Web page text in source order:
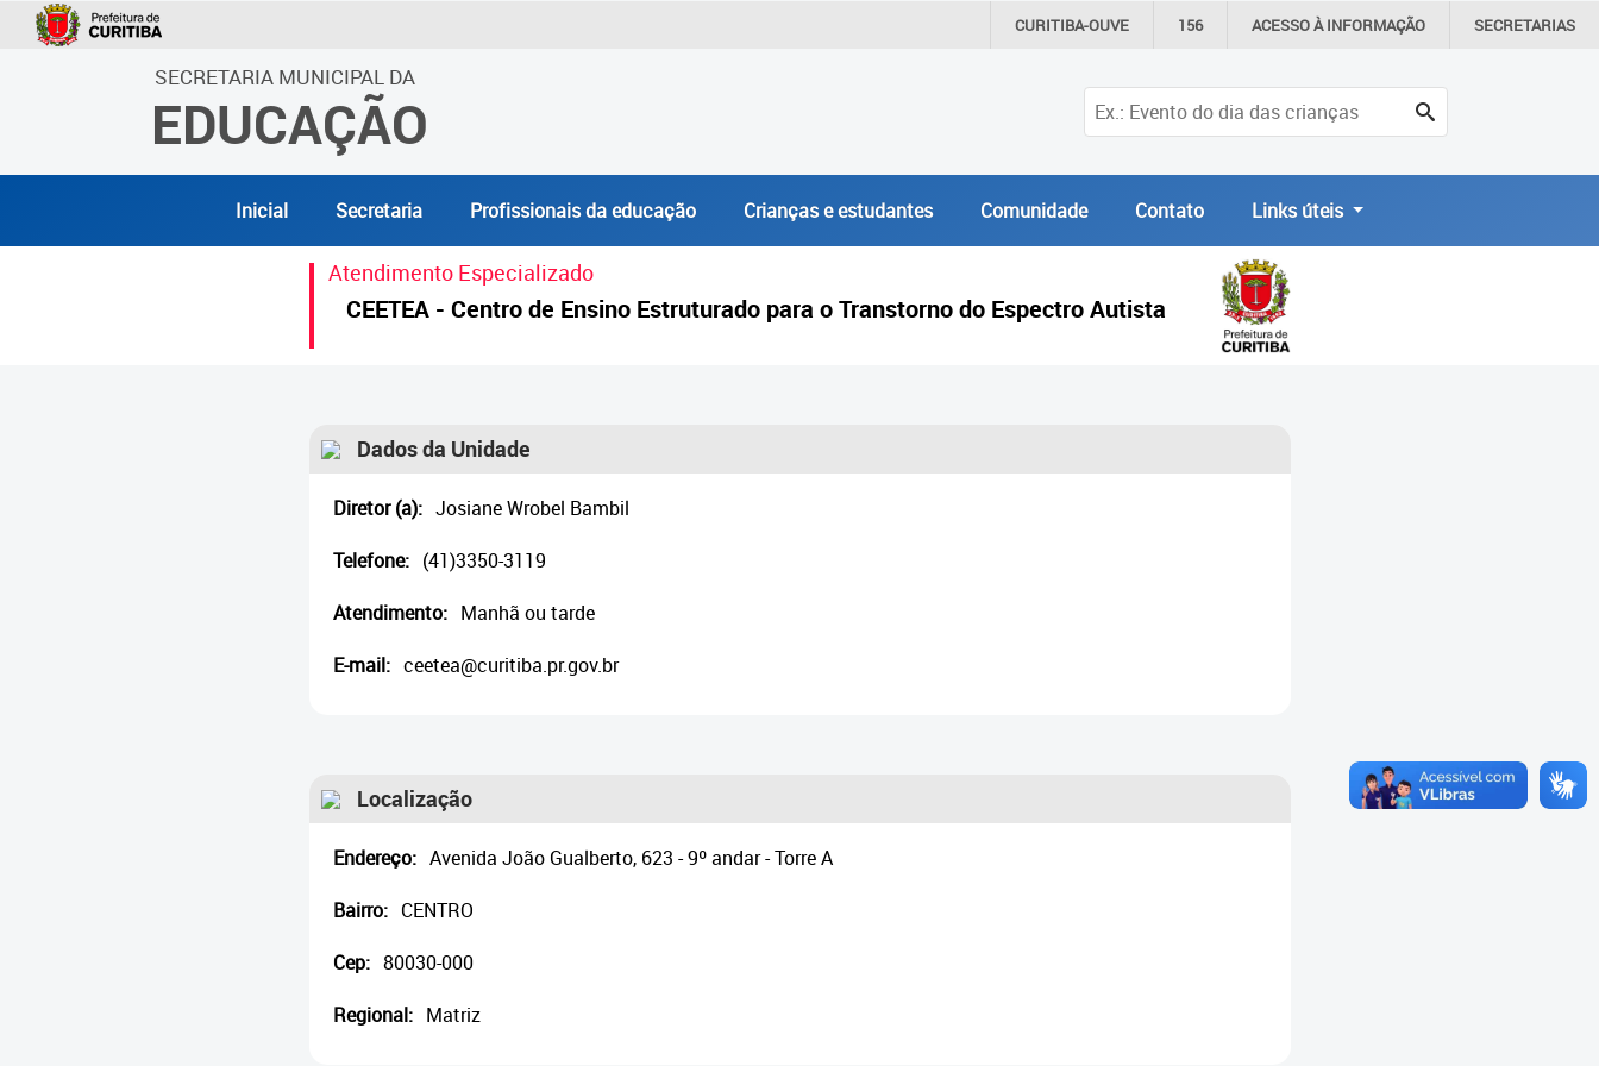
CURITIBA-OUVE 156 ACESSO ÀINFORMAÇÃO SECRETARIAS
SECRETARIA MUNICIPAL DA
EDUCAÇÃO
Inicial Secretaria Profissionais da educação Crianças e estudantes Comunidade Contato Links úteis
Atendimento Especializado
CEETEA - Centro de Ensino Estruturado para o Transtorno do Espectro Autista
Dados da Unidade
Diretor (a): Josiane Wrobel Bambil
Telefone: (41)3350-3119
Atendimento: Manhã ou tarde
E-mail: ceetea@curitiba.pr.gov.br
Localização
Endereço: Avenida João Gualberto, 623 - 9º andar - Torre A
Bairro: CENTRO
Cep: 80030-000
Regional: Matriz